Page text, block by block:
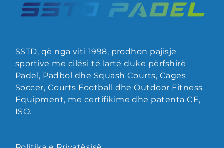
SSTD, që nga viti 1998, prodhon pajisje
sportive me cilësi të lartë duke përfshirë
Padel, Padbol dhe Squash Courts, Cages
Soccer, Courts Football dhe Outdoor Fitness
Equipment, me certifikime dhe patenta CE,
ISO.